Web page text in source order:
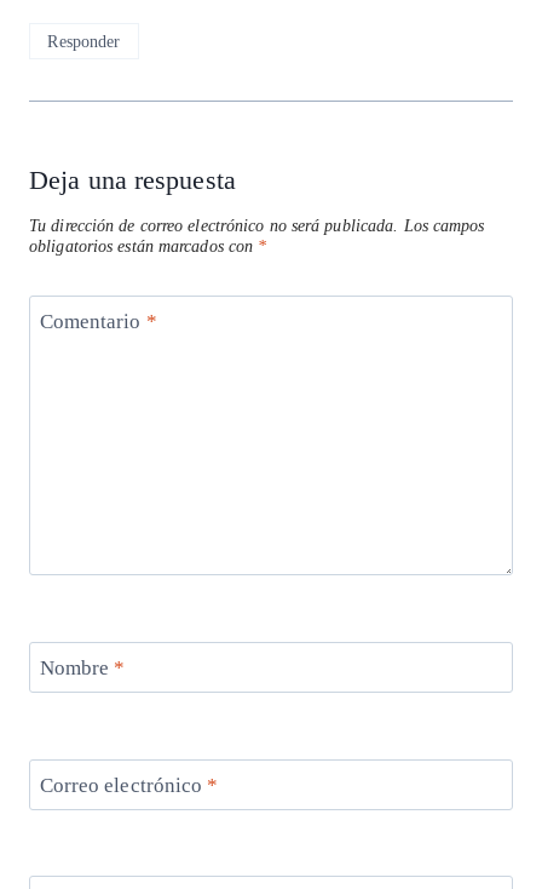
Responder
Deja una respuesta
Tu dirección de correo electrónico no será publicada.
Los campos
obligatorios están marcados con *
Comentario *
Nombre *
Correo electrónico *